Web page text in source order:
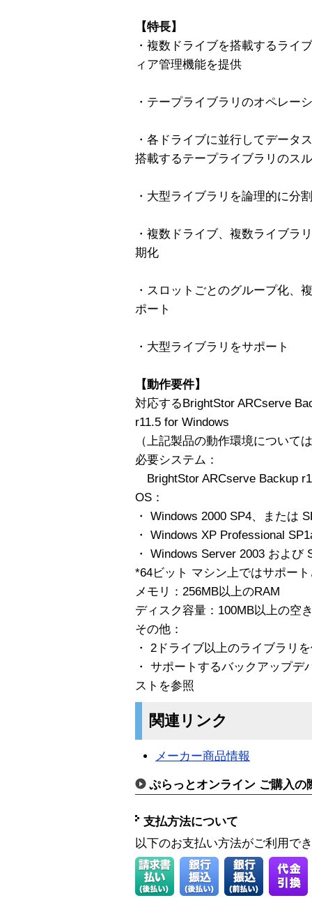
【特長】
・複数ドライブを搭載するライ
ィア管理機能を提供
・テープライブラリのオペレー
・各ドライブに並行してデータ
搭載するテープライブラリのス
・大型ライブラリを論理的に分
・複数ドライブ、複数ライブラ
期化
・スロットごとのグループ化、
ポート
・大型ライブラリをサポート
【動作要件】
対応するBrightStor ARCserve
r11.5 for Windows
（上記製品の動作環境について
必要システム：
BrightStor ARCserve Backup
OS：
・ Windows 2000 SP4、または
・ Windows XP Professional
・ Windows Server 2003 および
*64ビット マシン上ではサポー
メモリ：256MB以上のRAM
ディスク容量：100MB以上の空
その他：
・ 2ドライブ以上のライブラリ
・ サポートするバックアップ
ストを参照
関連リンク
メーカー商品情報
ぷらっとオンライン ご購入の
支払方法について
以下のお支払い方法がご利用で